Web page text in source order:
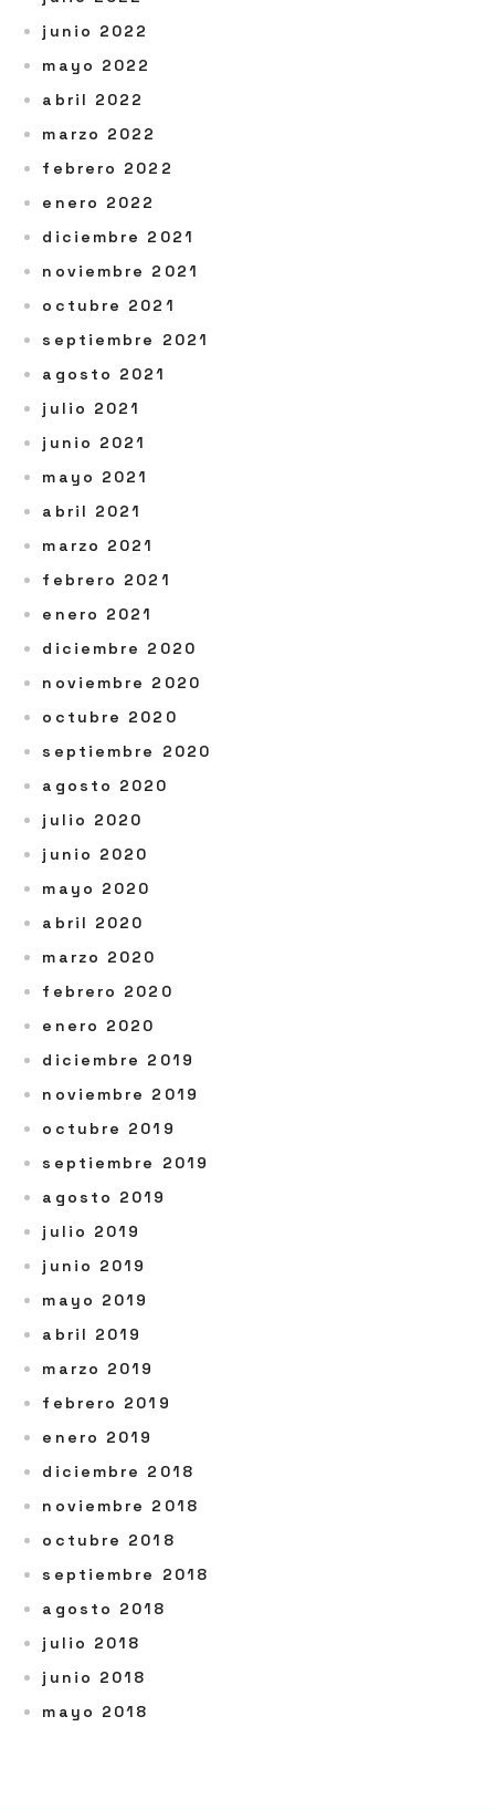
junio 2022
mayo 2022
abril 2022
marzo 2022
febrero 2022
enero 2022
diciembre 2021
noviembre 2021
octubre 2021
septiembre 2021
agosto 2021
julio 2021
junio 2021
mayo 2021
abril 2021
marzo 2021
febrero 2021
enero 2021
diciembre 2020
noviembre 2020
octubre 2020
septiembre 2020
agosto 2020
julio 2020
junio 2020
mayo 2020
abril 2020
marzo 2020
febrero 2020
enero 2020
diciembre 2019
noviembre 2019
octubre 2019
septiembre 2019
agosto 2019
julio 2019
junio 2019
mayo 2019
abril 2019
marzo 2019
febrero 2019
enero 2019
diciembre 2018
noviembre 2018
octubre 2018
septiembre 2018
agosto 2018
julio 2018
junio 2018
mayo 2018